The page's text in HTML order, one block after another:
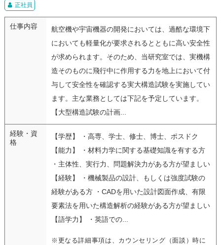
正社員
仕事内容
航空機や宇宙機器の開発においては、過酷な環境下
においても軽量化が要求されるとともに高い安全性
が求められます。そのため、当研究室では、実機構
造そのものに飛行中に作用する力を地上において付
与して安全性を確認する実大構造試験を実施してい
ます。主な業務としては下記を予定しています。
【大型構造試験の計画...
経験・資
格
【学歴】 ・高専、学士、修士、博士、ポスドク
【能力】 ・材料力学に関する基礎知識を有する方
・主体性、実行力、問題解決力がある方が望ましい
【経験】 ・機械製品の設計、もしくは強度試験の
経験がある方 ・CADを用いた設計図面作成、有限
要素法を用いた構造解析の経験がある方が望ましい
【語学力】 ・英語での...
※更なる詳細事項は、カウンセリング（面談）時に